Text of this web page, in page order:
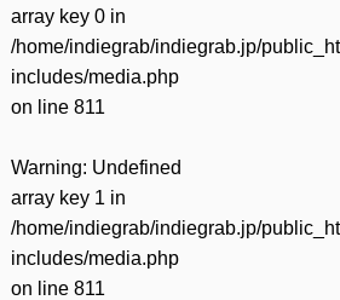
array key 0 in
/home/indiegrab/indiegrab.jp/
includes/media.php
on line 811
Warning: Undefined
array key 1 in
/home/indiegrab/indiegrab.jp/
includes/media.php
on line 811